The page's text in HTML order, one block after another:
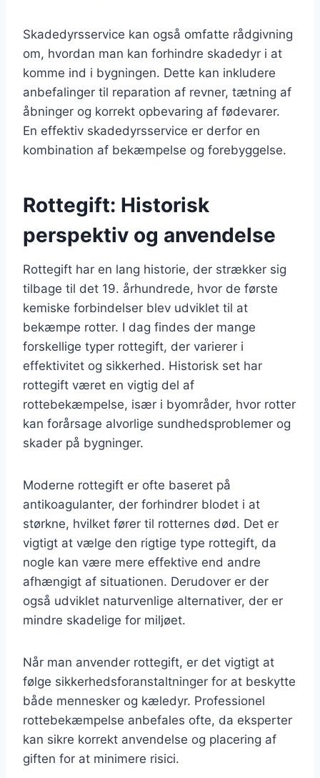
Skadedyrsservice kan også omfatte rådgivning
om, hvordan man kan forhindre skadedyr i at
komme ind i bygningen. Dette kan inkludere
anbefalinger til reparation af revner, tætning af
åbninger og korrekt opbevaring af fødevarer.
En effektiv skadedyrsservice er derfor en
kombination af bekæmpelse og forebyggelse.
Rottegift: Historisk
perspektiv og anvendelse
Rottegift har en lang historie, der strækker sig
tilbage til det 19. århundrede, hvor de første
kemiske forbindelser blev udviklet til at
bekæmpe rotter. I dag findes der mange
forskellige typer rottegift, der varierer i
effektivitet og sikkerhed. Historisk set har
rottegift været en vigtig del af
rottebekæmpelse, især i byområder, hvor rotter
kan forårsage alvorlige sundhedsproblemer og
skader på bygninger.
Moderne rottegift er ofte baseret på
antikoagulanter, der forhindrer blodet i at
størkne, hvilket fører til rotternes død. Det er
vigtigt at vælge den rigtige type rottegift, da
nogle kan være mere effektive end andre
afhængigt af situationen. Derudover er der
også udviklet naturvenlige alternativer, der er
mindre skadelige for miljøet.
Når man anvender rottegift, er det vigtigt at
følge sikkerhedsforanstaltninger for at beskytte
både mennesker og kæledyr. Professionel
rottebekæmpelse anbefales ofte, da eksperter
kan sikre korrekt anvendelse og placering af
giften for at minimere risici.